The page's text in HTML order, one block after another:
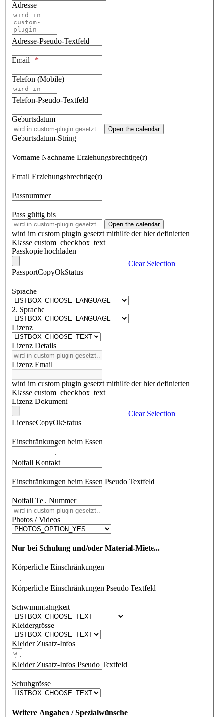
Adresse
Adresse-Pseudo-Textfeld
Email
Telefon (Mobile)
Telefon-Pseudo-Textfeld
Geburtsdatum
Open the calendar
Geburtsdatum-String
Vorname Nachname Erziehungsbrechtige(r)
Email Erziehungsbrechtige(r)
Passnummer
Pass gültig bis
Open the calendar
wird im custom plugin gesetzt mithilfe der hier definierten
Klasse custom_checkbox_text
Passkopie hochladen
Clear Selection
PassportCopyOkStatus
Sprache
2. Sprache
Lizenz
Lizenz Details
Lizenz Email
wird im custom plugin gesetzt mithilfe der hier definierten
Klasse custom_checkbox_text
Lizenz Dokument
Clear Selection
LicenseCopyOkStatus
Einschränkungen beim Essen
Notfall Kontakt
Einschränkungen beim Essen Pseudo Textfeld
Notfall Tel. Nummer
Photos / Videos
Nur bei Schulung und/oder Material-Miete...
Körperliche Einschränkungen
Körperliche Einschränkungen Pseudo Textfeld
Schwimmfähigkeit
Kleidergrösse
Kleider Zusatz-Infos
Kleider Zusatz-Infos Pseudo Textfeld
Schuhgrösse
Weitere Angaben / Spezialwünsche